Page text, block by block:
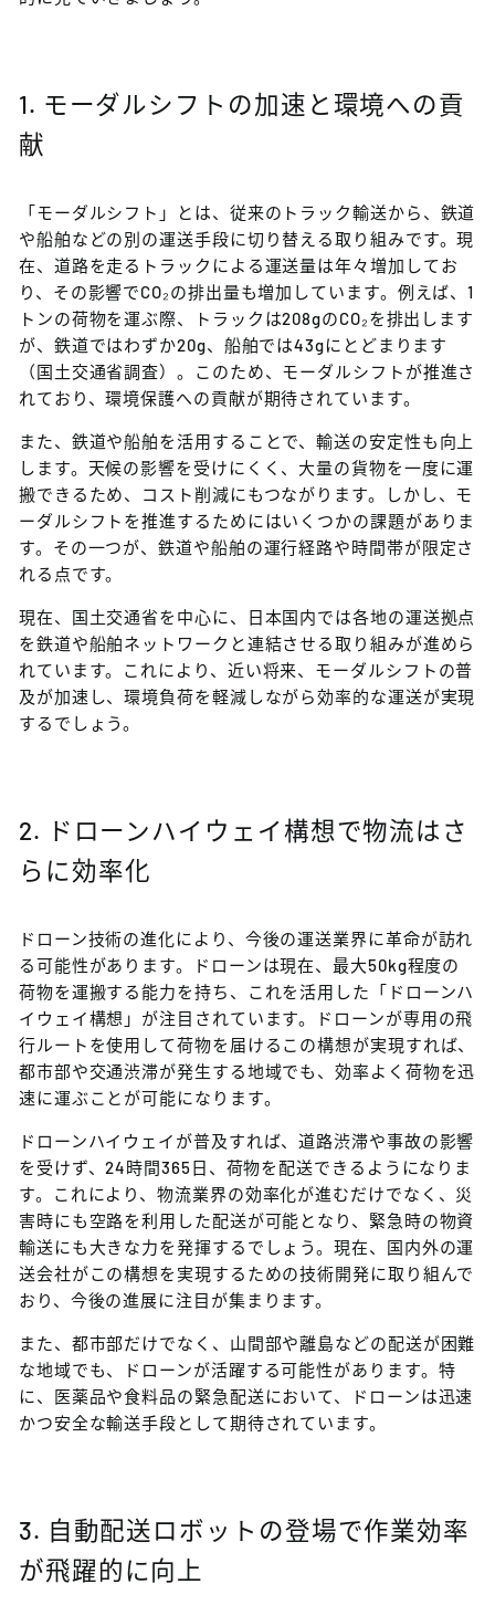
1. モーダルシフトの加速と環境への貢
献
「モーダルシフト」とは、従来のトラック輸送から、鉄道
や船舶などの別の運送手段に切り替える取り組みです。現
在、道路を走るトラックによる運送量は年々増加してお
り、その影響でCO₂の排出量も増加しています。例えば、1
トンの荷物を運ぶ際、トラックは208gのCO₂を排出します
が、鉄道ではわずか20g、船舶では43gにとどまります
（国土交通省調査）。このため、モーダルシフトが推進さ
れており、環境保護への貢献が期待されています。
また、鉄道や船舶を活用することで、輸送の安定性も向上
します。天候の影響を受けにくく、大量の貨物を一度に運
搬できるため、コスト削減にもつながります。しかし、モ
ーダルシフトを推進するためにはいくつかの課題がありま
す。その一つが、鉄道や船舶の運行経路や時間帯が限定さ
れる点です。
現在、国土交通省を中心に、日本国内では各地の運送拠点
を鉄道や船舶ネットワークと連結させる取り組みが進めら
れています。これにより、近い将来、モーダルシフトの普
及が加速し、環境負荷を軽減しながら効率的な運送が実現
するでしょう。
2. ドローンハイウェイ構想で物流はさ
らに効率化
ドローン技術の進化により、今後の運送業界に革命が訪れ
る可能性があります。ドローンは現在、最大50kg程度の
荷物を運搬する能力を持ち、これを活用した「ドローンハ
イウェイ構想」が注目されています。ドローンが専用の飛
行ルートを使用して荷物を届けるこの構想が実現すれば、
都市部や交通渋滞が発生する地域でも、効率よく荷物を迅
速に運ぶことが可能になります。
ドローンハイウェイが普及すれば、道路渋滞や事故の影響
を受けず、24時間365日、荷物を配送できるようになりま
す。これにより、物流業界の効率化が進むだけでなく、災
害時にも空路を利用した配送が可能となり、緊急時の物資
輸送にも大きな力を発揮するでしょう。現在、国内外の運
送会社がこの構想を実現するための技術開発に取り組んで
おり、今後の進展に注目が集まります。
また、都市部だけでなく、山間部や離島などの配送が困難
な地域でも、ドローンが活躍する可能性があります。特
に、医薬品や食料品の緊急配送において、ドローンは迅速
かつ安全な輸送手段として期待されています。
3. 自動配送ロボットの登場で作業効率
が飛躍的に向上